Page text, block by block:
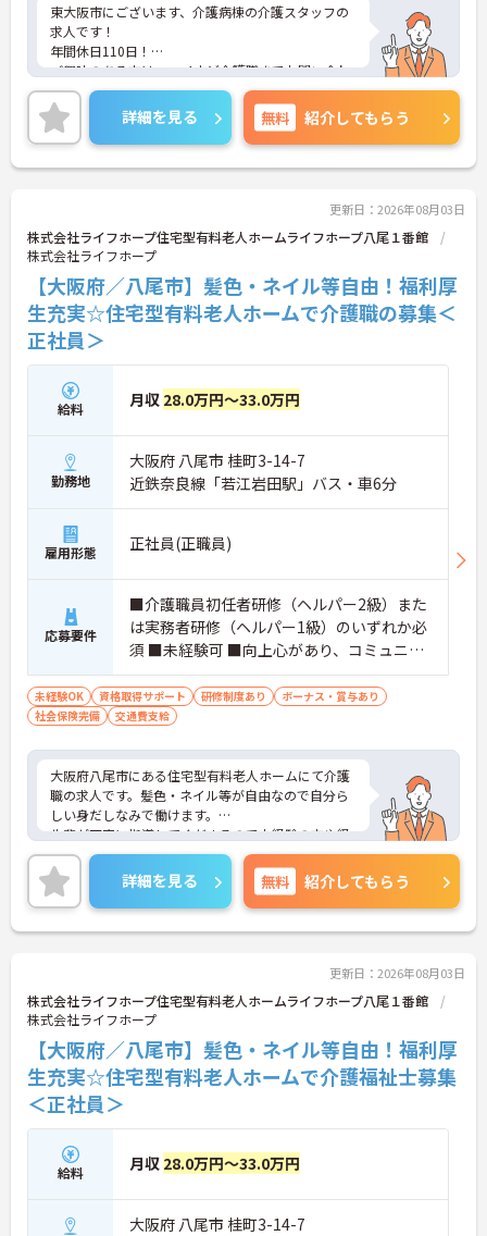
東大阪市にございます、介護病棟の介護スタッフの
求人です！
年間休日110日！
ご興味のある方は、マイナビ介護職までお問い合わ
せください。
詳細を見る 無料 紹介してもらう
更新日：2026年08月03日
株式会社ライフホープ住宅型有料老人ホームライフホープ八尾１番館
株式会社ライフホープ
【大阪府／八尾市】髪色・ネイル等自由！福利厚
生充実☆住宅型有料老人ホームで介護職の募集＜
正社員＞
給料 月収 28.0万円～33.0万円
勤務地
大阪府 八尾市 桂町3-14-7
近鉄奈良線「若江岩田駅」バス・車6分
雇用形態 正社員(正職員)
応募要件
■介護職員初任者研修（ヘルパー2級）また
は実務者研修（ヘルパー1級）のいずれか必
須 ■未経験可 ■向上心があり、コミュニケ
ーションを大切にする方
未経験OK 資格取得サポート 研修制度あり
ボーナス・賞与あり
社会保険完備
交通費支給
大阪府八尾市にある住宅型有料老人ホームにて介護
職の求人です。髪色・ネイル等が自由なので自分ら
しい身だしなみで働けます。
先輩が丁寧に指導してくださるので未経験の方や経
験が少ない方も安心です☆
ご興味のある方には、面接対策ポイントなど、さら
に詳細をご案内しますのでお気軽にご相談くださ
い！
詳細を見る 無料 紹介してもらう
更新日：2026年08月03日
株式会社ライフホープ住宅型有料老人ホームライフホープ八尾１番館
株式会社ライフホープ
【大阪府／八尾市】髪色・ネイル等自由！福利厚
生充実☆住宅型有料老人ホームで介護福祉士募集
＜正社員＞
給料 月収 28.0万円～33.0万円
大阪府 八尾市 桂町3-14-7